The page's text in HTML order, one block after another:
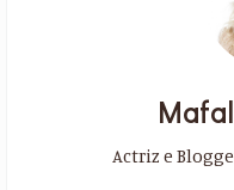
Actriz e